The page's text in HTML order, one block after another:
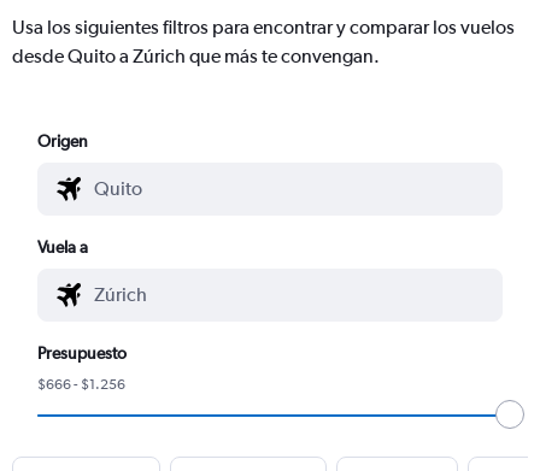
Usa los siguientes filtros para encontrar y comparar los vuelos
desde Quito a Zúrich que más te convengan.
Origen
Vuela a
Presupuesto
$666 - $1.256